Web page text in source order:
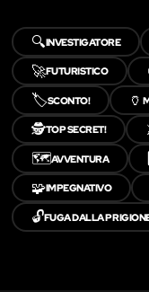
🔍INVESTIGATORE
🚀FUTURISTICO
🏷️SCONTO! 🏺
🕵️TOP SECRET!
🗺️AVVENTURA
🧩IMPEGNATIVO
🔓FUGA DALLA